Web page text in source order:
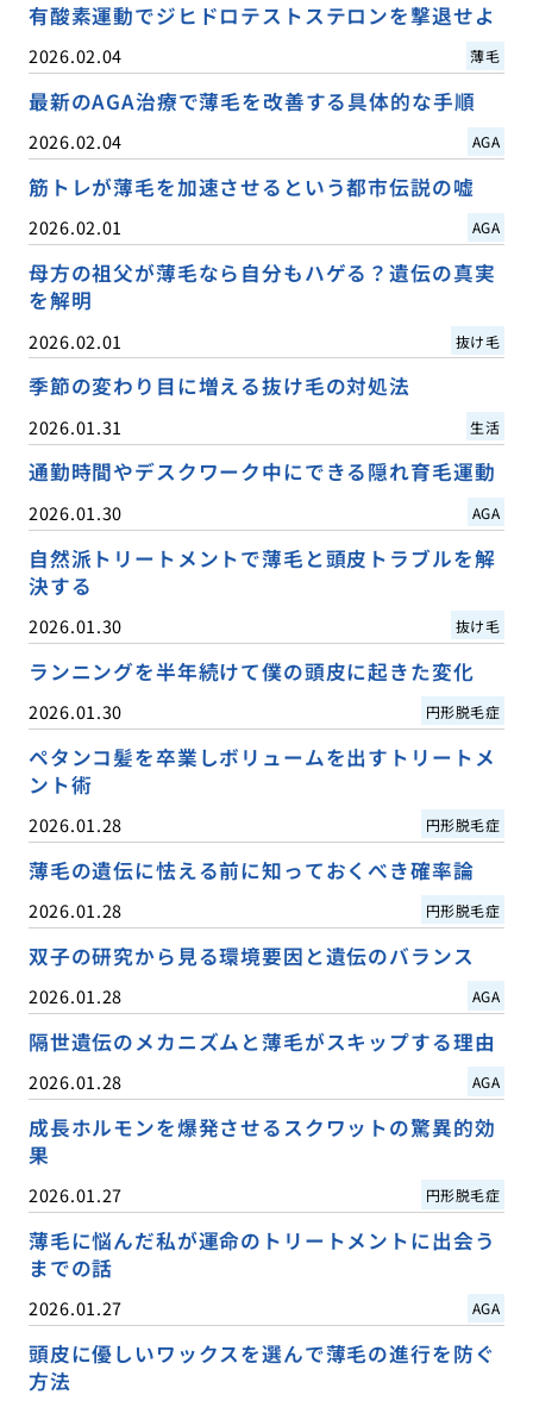
有酸素運動でジヒドロテストステロンを撃退せよ
2026.02.04 薄毛
最新のAGA治療で薄毛を改善する具体的な手順
2026.02.04 AGA
筋トレが薄毛を加速させるという都市伝説の嘘
2026.02.01 AGA
母方の祖父が薄毛なら自分もハゲる？遺伝の真実
を解明
2026.02.01 抜け毛
季節の変わり目に増える抜け毛の対処法
2026.01.31 生活
通勤時間やデスクワーク中にできる隠れ育毛運動
2026.01.30 AGA
自然派トリートメントで薄毛と頭皮トラブルを解
決する
2026.01.30 抜け毛
ランニングを半年続けて僕の頭皮に起きた変化
2026.01.30 円形脱毛症
ペタンコ髪を卒業しボリュームを出すトリートメ
ント術
2026.01.28 円形脱毛症
薄毛の遺伝に怯える前に知っておくべき確率論
2026.01.28 円形脱毛症
双子の研究から見る環境要因と遺伝のバランス
2026.01.28 AGA
隔世遺伝のメカニズムと薄毛がスキップする理由
2026.01.28 AGA
成長ホルモンを爆発させるスクワットの驚異的効
果
2026.01.27 円形脱毛症
薄毛に悩んだ私が運命のトリートメントに出会う
までの話
2026.01.27 AGA
頭皮に優しいワックスを選んで薄毛の進行を防ぐ
方法